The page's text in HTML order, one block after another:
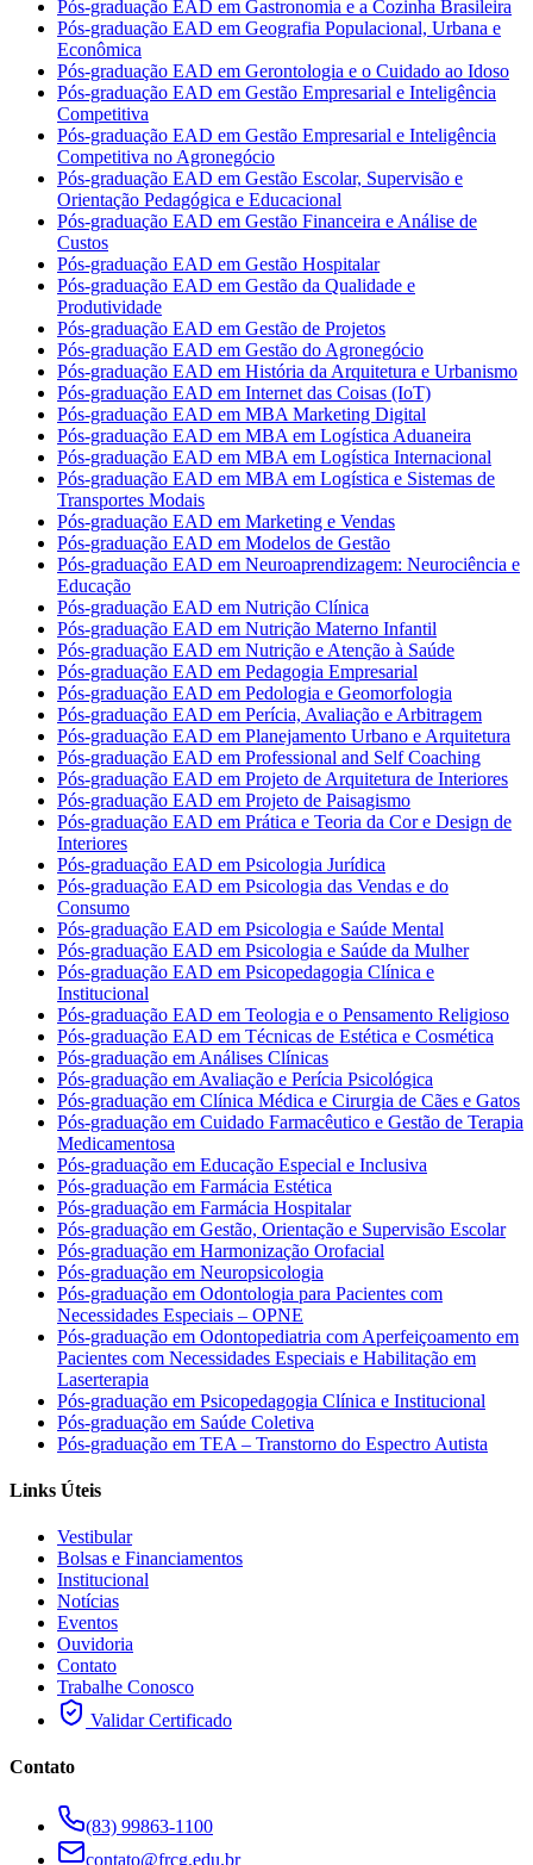
Pós-graduação EAD em Gastronomia e a Cozinha Brasileira
Pós-graduação EAD em Geografia Populacional, Urbana e
Econômica
Pós-graduação EAD em Gerontologia e o Cuidado ao Idoso
Pós-graduação EAD em Gestão Empresarial e Inteligência
Competitiva
Pós-graduação EAD em Gestão Empresarial e Inteligência
Competitiva no Agronegócio
Pós-graduação EAD em Gestão Escolar, Supervisão e
Orientação Pedagógica e Educacional
Pós-graduação EAD em Gestão Financeira e Análise de
Custos
Pós-graduação EAD em Gestão Hospitalar
Pós-graduação EAD em Gestão da Qualidade e
Produtividade
Pós-graduação EAD em Gestão de Projetos
Pós-graduação EAD em Gestão do Agronegócio
Pós-graduação EAD em História da Arquitetura e Urbanismo
Pós-graduação EAD em Internet das Coisas (IoT)
Pós-graduação EAD em MBA Marketing Digital
Pós-graduação EAD em MBA em Logística Aduaneira
Pós-graduação EAD em MBA em Logística Internacional
Pós-graduação EAD em MBA em Logística e Sistemas de
Transportes Modais
Pós-graduação EAD em Marketing e Vendas
Pós-graduação EAD em Modelos de Gestão
Pós-graduação EAD em Neuroaprendizagem: Neurociência e
Educação
Pós-graduação EAD em Nutrição Clínica
Pós-graduação EAD em Nutrição Materno Infantil
Pós-graduação EAD em Nutrição e Atenção à Saúde
Pós-graduação EAD em Pedagogia Empresarial
Pós-graduação EAD em Pedologia e Geomorfologia
Pós-graduação EAD em Perícia, Avaliação e Arbitragem
Pós-graduação EAD em Planejamento Urbano e Arquitetura
Pós-graduação EAD em Professional and Self Coaching
Pós-graduação EAD em Projeto de Arquitetura de Interiores
Pós-graduação EAD em Projeto de Paisagismo
Pós-graduação EAD em Prática e Teoria da Cor e Design de
Interiores
Pós-graduação EAD em Psicologia Jurídica
Pós-graduação EAD em Psicologia das Vendas e do
Consumo
Pós-graduação EAD em Psicologia e Saúde Mental
Pós-graduação EAD em Psicologia e Saúde da Mulher
Pós-graduação EAD em Psicopedagogia Clínica e
Institucional
Pós-graduação EAD em Teologia e o Pensamento Religioso
Pós-graduação EAD em Técnicas de Estética e Cosmética
Pós-graduação em Análises Clínicas
Pós-graduação em Avaliação e Perícia Psicológica
Pós-graduação em Clínica Médica e Cirurgia de Cães e Gatos
Pós-graduação em Cuidado Farmacêutico e Gestão de Terapia
Medicamentosa
Pós-graduação em Educação Especial e Inclusiva
Pós-graduação em Farmácia Estética
Pós-graduação em Farmácia Hospitalar
Pós-graduação em Gestão, Orientação e Supervisão Escolar
Pós-graduação em Harmonização Orofacial
Pós-graduação em Neuropsicologia
Pós-graduação em Odontologia para Pacientes com
Necessidades Especiais – OPNE
Pós-graduação em Odontopediatria com Aperfeiçoamento em
Pacientes com Necessidades Especiais e Habilitação em
Laserterapia
Pós-graduação em Psicopedagogia Clínica e Institucional
Pós-graduação em Saúde Coletiva
Pós-graduação em TEA – Transtorno do Espectro Autista
Links Úteis
Vestibular
Bolsas e Financiamentos
Institucional
Notícias
Eventos
Ouvidoria
Contato
Trabalhe Conosco
Validar Certificado
Contato
(83) 99863-1100
contato@frcg.edu.br